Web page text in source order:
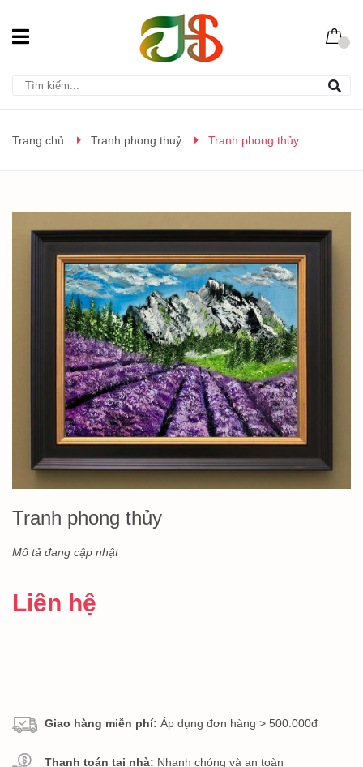
Trang chủ Tranh phong thuỷ Tranh phong thủy
Tranh phong thủy
Mô tả đang cập nhật
Liên hệ
Giao hàng miễn phí: Áp dụng đơn hàng > 500.000đ
Thanh toán tại nhà: Nhanh chóng và an toàn